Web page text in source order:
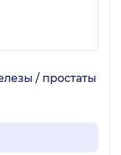
/ простаты